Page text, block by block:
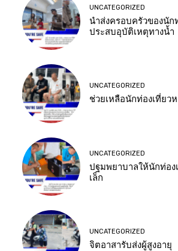
UNCATEGORIZED
นำส่งครอบครัวของนัก
ประสบอุบัติเหตุทางน้ำ
UNCATEGORIZED
ช่วยเหลือนักท่องเที่ยว
UNCATEGORIZED
ปฐมพยาบาลให้นักท่อง
เล็ก
UNCATEGORIZED
จิตอาสารับส่งผู้สูงอายุ